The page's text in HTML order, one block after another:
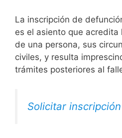
La inscripción de
es el asiento que
de una persona, sus
civiles, y resulta
trámites posteriores al
Solicitar